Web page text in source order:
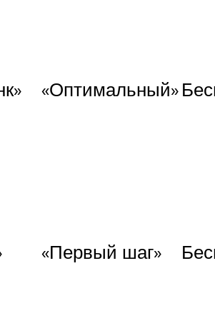
«Оптимальный»
«Первый шаг»